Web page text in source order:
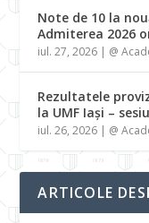
Note de 10 la
Admiterea 2026
iul. 27, 2026 | @
Rezultatele
la UMF Iași –
iul. 26, 2026 | @
ARTICOLE